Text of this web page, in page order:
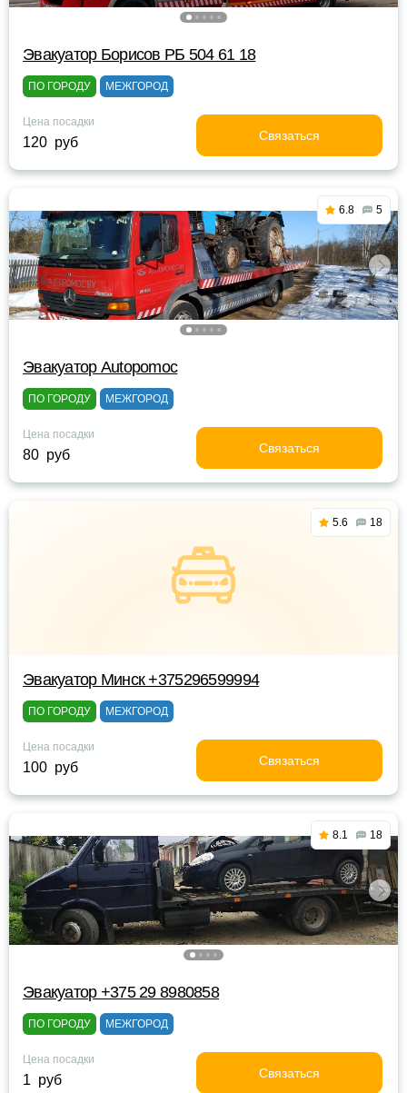
Эвакуатор Борисов РБ 504 61 18
ПО ГОРОДУ МЕЖГОРОД
Цена посадки
120 руб Связаться
6.8 5
Эвакуатор Autopomoc
ПО ГОРОДУ МЕЖГОРОД
Цена посадки
80 руб Связаться
5.6 18
Эвакуатор Минск +375296599994
ПО ГОРОДУ МЕЖГОРОД
Цена посадки
100 руб Связаться
8.1 18
Эвакуатор +375 29 8980858
ПО ГОРОДУ МЕЖГОРОД
Цена посадки
1 руб Связаться